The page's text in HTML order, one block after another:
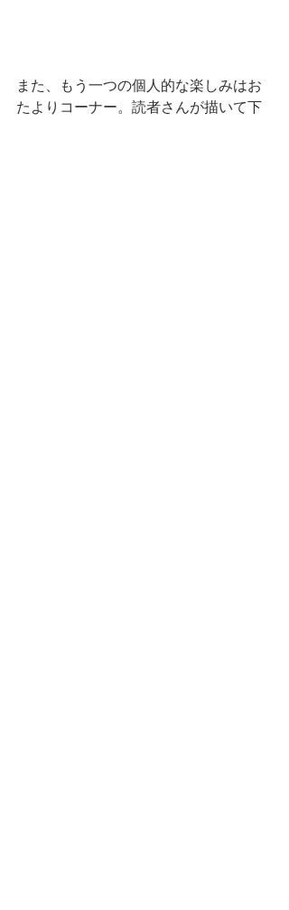
また、もう一つの個人的な楽しみはお
たよりコーナー。読者さんが描いて下